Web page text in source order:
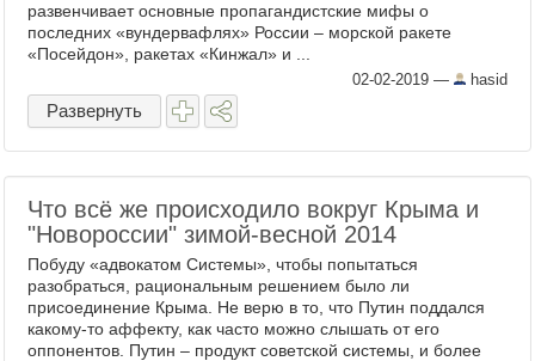
развенчивает основные пропагандистские мифы о
последних «вундервафлях» России – морской ракете
«Посейдон», ракетах «Кинжал» и ...
02-02-2019 — hasid
Развернуть
Что всё же происходило вокруг Крыма и
"Новороссии" зимой-весной 2014
Побуду «адвокатом Системы», чтобы попытаться
разобраться, рациональным решением было ли
присоединение Крыма. Не верю в то, что Путин поддался
какому-то аффекту, как часто можно слышать от его
оппонентов. Путин – продукт советской системы, и более